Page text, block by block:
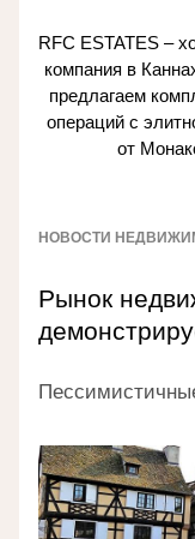
RFC ESTATES –
компания в
предлагаем
операций с
от
НОВОСТИ
Рынок